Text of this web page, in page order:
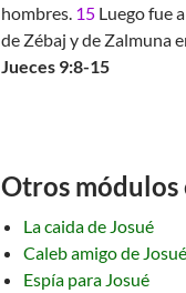
hombres. 15 Luego fue
de Zébaj y de Zalmuna
Jueces 9:8-15
Otros módulos
La caida de Josué
Caleb amigo de Josué
Espía para Josué